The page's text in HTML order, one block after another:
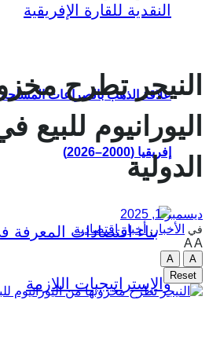
علاقة الذهب بالصراعات المسلحة
إفريقيا (2000–2026)
النيجر تطرح
اليورانيوم
الدولية
ديسمبر 1, 2025
في الأخبار ,أخبار اقتصادية
AA
A
A
Reset